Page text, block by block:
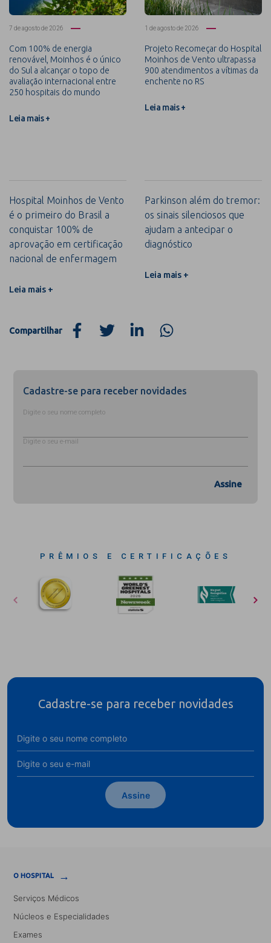
7 de agosto de 2026
Com 100% de energia
renovável, Moinhos é o único
do Sul a alcançar o topo de
avaliação internacional entre
250 hospitais do mundo
Leia mais +
1 de agosto de 2026
Projeto Recomeçar do Hospital
Moinhos de Vento ultrapassa
900 atendimentos a vítimas da
enchente no RS
Leia mais +
Hospital Moinhos de Vento
é o primeiro do Brasil a
conquistar 100% de
aprovação em certificação
nacional de enfermagem
Leia mais +
Parkinson além do tremor:
os sinais silenciosos que
ajudam a antecipar o
diagnóstico
Leia mais +
Compartilhar
Cadastre-se para receber novidades
Digite o seu nome completo
Digite o seu e-mail
Assine
PRÊMIOS E CERTIFICAÇÕES
Cadastre-se para receber novidades
Assine
O HOSPITAL →
Serviços Médicos
Núcleos e Especialidades
Exames